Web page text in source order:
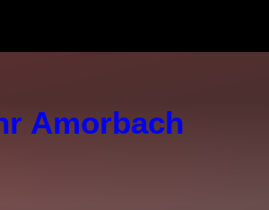
Amorbach